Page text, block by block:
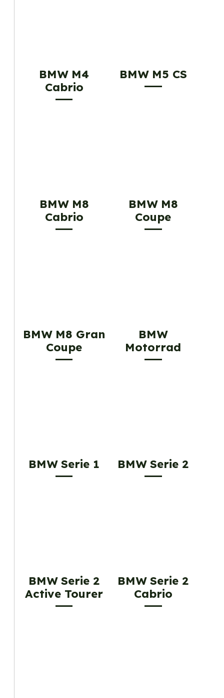
BMW M4
Cabrio
BMW M5 CS
BMW M8
Cabrio
BMW M8
Coupe
BMW M8 Gran
Coupe
BMW
Motorrad
BMW Serie 1 BMW Serie 2
BMW Serie 2
Active Tourer
BMW Serie 2
Cabrio